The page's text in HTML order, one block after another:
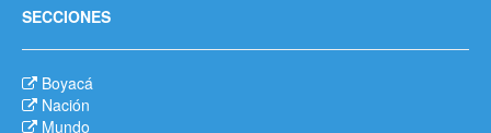
SECCIONES
Boyacá
Nación
Mundo